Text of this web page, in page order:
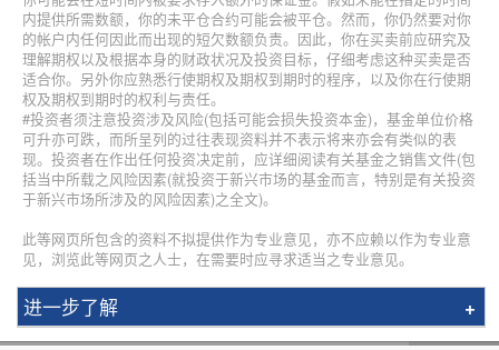
内提供所需数额，你的未平仓合约可能会被平仓。然而，你仍然要对你
的帐户内任何因此而出现的短欠数额负责。因此，你在买卖前应研究及
理解期权以及根据本身的财政状况及投资目标，仔细考虑这种买卖是否
适合你。另外你应熟悉行使期权及期权到期时的程序，以及你在行使期
权及期权到期时的权利与责任。
#投资者须注意投资涉及风险(包括可能会损失投资本金)，基金单位价格
可升亦可跌，而所呈列的过往表现资料并不表示将来亦会有类似的表
现。投资者在作出任何投资决定前，应详细阅读有关基金之销售文件(包
括当中所载之风险因素(就投资于新兴市场的基金而言，特别是有关投资
于新兴市场所涉及的风险因素)之全文)。
此等网页所包含的资料不拟提供作为专业意见，亦不应赖以作为专业意
见，浏览此等网页之人士，在需要时应寻求适当之专业意见。
进一步了解
简介